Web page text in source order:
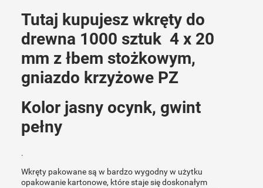
Tutaj kupujesz wkręty do
drewna 1000 sztuk 4 x 20
mm z łbem stożkowym,
gniazdo krzyżowe PZ
Kolor jasny ocynk, gwint
pełny
.
Wkręty pakowane są w bardzo wygodny w użytku
opakowanie kartonowe, które staje się doskonałym